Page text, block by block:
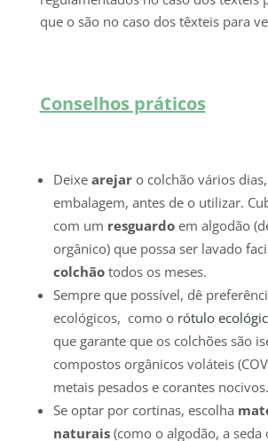
que o são no caso dos têxteis para
Conselhos práticos
Deixe arejaro colchão vários
embalagem, antes de o utilizar.
com um resguardoem algodão
orgânico) que possa ser lavado
colchãotodos os meses.
Sempre que possível, dê
ecológicos, como orótulo
que garante que os colchões são
compostos orgânicos voláteis
metais pesados ​​e corantes nocivos.
Se optar por cortinas, escolha
naturais(como o algodão, a seda